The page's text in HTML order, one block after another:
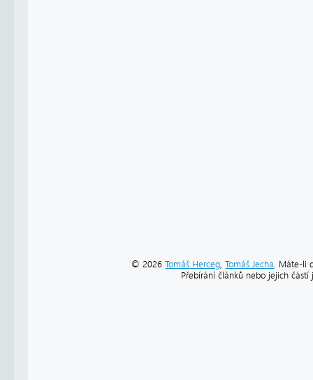
© 2026Tomáš Herceg,Tomáš Jecha. Máte-li
Přebírání článků nebo jejich